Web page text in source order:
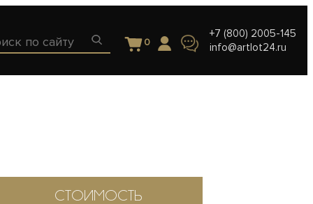
0
+7 (800) 2005-145
info@artlot24.ru
СТОИМОСТЬ